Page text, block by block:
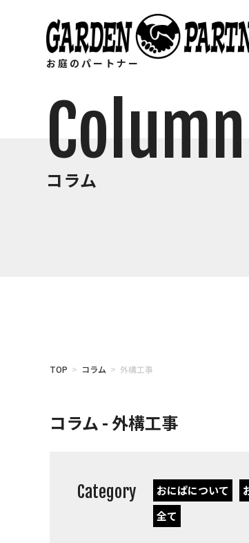
お庭のパートナー
Column
コラム
TOP > コラム > 外構工事
コラム - 外構工事
Category おにぱについて
全て